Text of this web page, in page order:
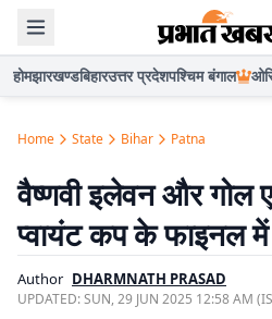
होमझारखण्डबिहारउत्तर प्रदेशपश्चिम बंगाल
Home State Bihar Patna
वैष्णवी इलेवन और गोल
प्वायंट कप के फाइनल में
Author DHARMNATH PRASAD
UPDATED:SUN, 29 JUN 2025 12:58 AM